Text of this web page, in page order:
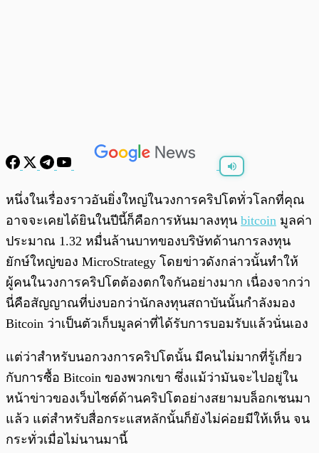
พร้อมเล่น 0:00/ 0:00
หนึ่งในเรื่องราวอันยิ่งใหญ่ในวงการคริปโตทั่วโลกที่คุณ
อาจจะเคยได้ยินในปีนี้ก็คือการหันมาลงทุน bitcoin มูลค่า
ประมาณ 1.32 หมื่นล้านบาทของบริษัทด้านการลงทุน
ยักษ์ใหญ่ของ MicroStrategy โดยข่าวดังกล่าวนั้นทำให้
ผู้คนในวงการคริปโตต้องตกใจกันอย่างมาก เนื่องจากว่า
นี่คือสัญญาณที่บ่งบอกว่านักลงทุนสถาบันนั้นกำลังมอง
Bitcoin ว่าเป็นตัวเก็บมูลค่าที่ได้รับการบอมรับแล้วนั่นเอง
แต่ว่าสำหรับนอกวงการคริปโตนั้น มีคนไม่มากที่รู้เกี่ยว
กับการซื้อ Bitcoin ของพวกเขา ซึ่งแม้ว่ามันจะไปอยู่ใน
หน้าข่าวของเว็บไซต์ด้านคริปโตอย่างสยามบล็อกเชนมา
แล้ว แต่สำหรับสื่อกระแสหลักนั้นก็ยังไม่ค่อยมีให้เห็น จน
กระทั่วเมื่อไม่นานมานี้